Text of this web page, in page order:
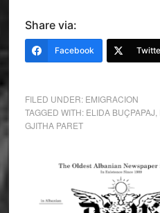
Share via:
Facebook
FILED UNDER: EMIGRACION
TAGGED WITH: ELIDA BUÇPAPAJ
GJITHA PARET